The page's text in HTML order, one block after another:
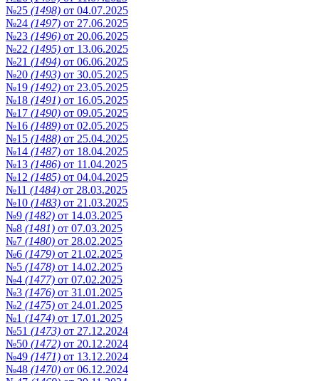
№25 (1498) от 04.07.2025
№24 (1497) от 27.06.2025
№23 (1496) от 20.06.2025
№22 (1495) от 13.06.2025
№21 (1494) от 06.06.2025
№20 (1493) от 30.05.2025
№19 (1492) от 23.05.2025
№18 (1491) от 16.05.2025
№17 (1490) от 09.05.2025
№16 (1489) от 02.05.2025
№15 (1488) от 25.04.2025
№14 (1487) от 18.04.2025
№13 (1486) от 11.04.2025
№12 (1485) от 04.04.2025
№11 (1484) от 28.03.2025
№10 (1483) от 21.03.2025
№9 (1482) от 14.03.2025
№8 (1481) от 07.03.2025
№7 (1480) от 28.02.2025
№6 (1479) от 21.02.2025
№5 (1478) от 14.02.2025
№4 (1477) от 07.02.2025
№3 (1476) от 31.01.2025
№2 (1475) от 24.01.2025
№1 (1474) от 17.01.2025
№51 (1473) от 27.12.2024
№50 (1472) от 20.12.2024
№49 (1471) от 13.12.2024
№48 (1470) от 06.12.2024